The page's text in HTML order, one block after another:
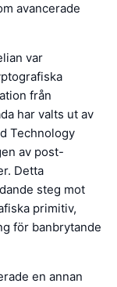
avancerade
var
från
har valts ut av
Technology
av post-
Detta
steg mot
primitiv,
för banbrytande
en annan